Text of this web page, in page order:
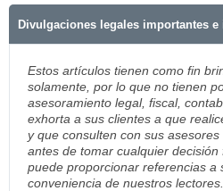
Divulgaciones legales importantes
Estos artículos tienen como fin
solamente, por lo que no tienen
asesoramiento legal, fiscal,
exhorta a sus clientes a que
y que consulten con sus
antes de tomar cualquier decisión
puede proporcionar referencias a
conveniencia de nuestros